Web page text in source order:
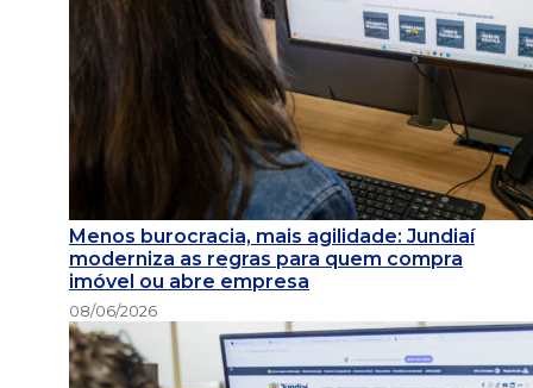
Menos burocracia, mais agilidade: Jundiaí
moderniza as regras para quem compra
imóvel ou abre empresa
08/06/2026